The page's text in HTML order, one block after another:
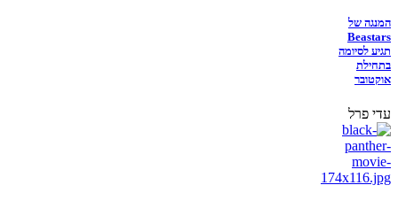
המנגה של
Beastars
תגיע לסיומה
בתחילת
אוקטובר
עדי פרל